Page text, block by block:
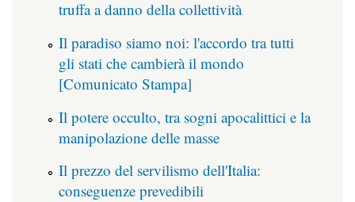
truffa a danno della collettività
Il paradiso siamo noi: l'accordo tra tutti
gli stati che cambierà il mondo
[Comunicato Stampa]
Il potere occulto, tra sogni apocalittici e la
manipolazione delle masse
Il prezzo del servilismo dell'Italia:
conseguenze prevedibili